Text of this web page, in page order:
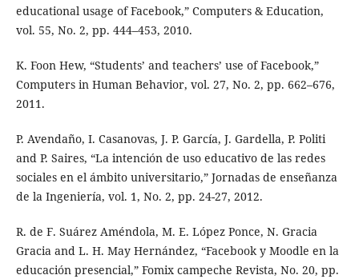
educational usage of Facebook,” Computers & Education,
vol. 55, No. 2, pp. 444–453, 2010.
K. Foon Hew, “Students’ and teachers’ use of Facebook,”
Computers in Human Behavior, vol. 27, No. 2, pp. 662–676,
2011.
P. Avendaño, I. Casanovas, J. P. García, J. Gardella, P. Politi
and P. Saires, “La intención de uso educativo de las redes
sociales en el ámbito universitario,” Jornadas de enseñanza
de la Ingeniería, vol. 1, No. 2, pp. 24-27, 2012.
R. de F. Suárez Améndola, M. E. López Ponce, N. Gracia
Gracia and L. H. May Hernández, “Facebook y Moodle en la
educación presencial,” Fomix campeche Revista, No. 20, pp.